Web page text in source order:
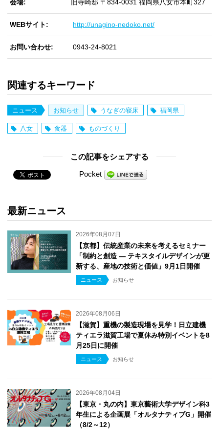
会場 旧寺崎邸 〒834-0031 福岡県八女市本町327
WEBサイト http://unagino-nedoko.net/
お問い合わせ 0943-24-8021
関連するキーワード
ニュース お知らせ うなぎの寝床 福岡県
八女 食器 ものづくり
この記事をシェアする
Pocket
最新ニュース
2026年08月07日
【京都】伝統産業の未来を考えるセミナー
「制約と創造 ― テキスタイルデザインが更
新する、産地の技術と価値」9月1日開催
ニュース お知らせ
2026年08月06日
【滋賀】重機の製造現場を見学！日立建機
ティエラ滋賀工場で夏休み特別イベントを8
月25日に開催
ニュース お知らせ
2026年08月04日
【東京・丸の内】東京藝術大学デザイン科3
年生による企画展「オルタナティブG」開催
（8/2～12）